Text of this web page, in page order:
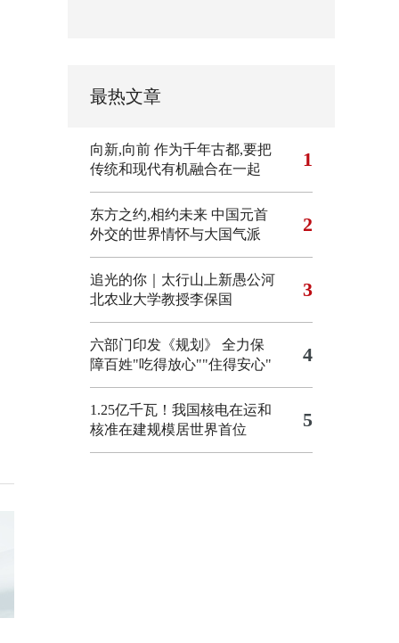
最热文章
向新,向前 作为千年古都,要把
传统和现代有机融合在一起
1
东方之约,相约未来 中国元首
外交的世界情怀与大国气派
2
追光的你｜太行山上新愚公河
北农业大学教授李保国
3
六部门印发《规划》 全力保
障百姓"吃得放心""住得安心"
4
1.25亿千瓦！我国核电在运和
核准在建规模居世界首位
5